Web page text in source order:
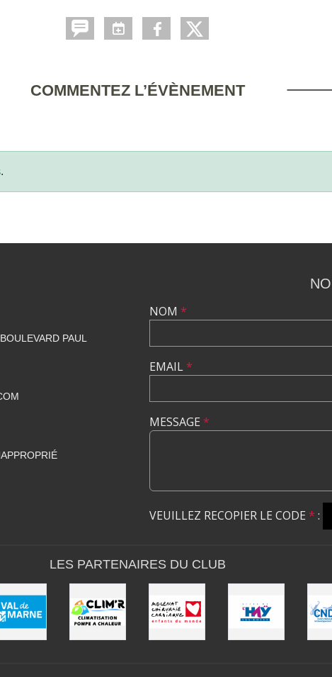
COMMENTEZ L’ÉVÈNEMENT
PAUL
NOM *
EMAIL*
MESSAGE *
VEUILLEZ RECOPIER LE CODE * :
LES PARTENAIRES DU CLUB